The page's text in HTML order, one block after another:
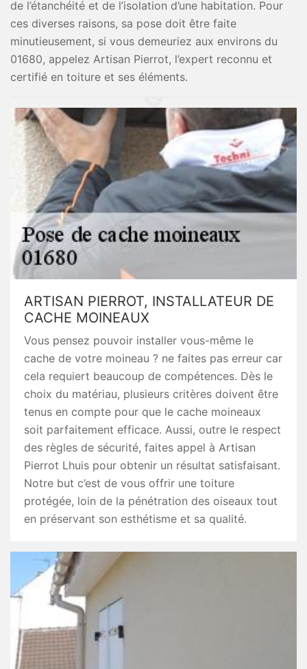
de l’étanchéité et de l’isolation d’une habitation. Pour
ces diverses raisons, sa pose doit être faite
minutieusement, si vous demeuriez aux environs du
01680, appelez Artisan Pierrot, l’expert reconnu et
certifié en toiture et ses éléments.
ARTISAN PIERROT, INSTALLATEUR DE
CACHE MOINEAUX
Vous pensez pouvoir installer vous-même le
cache de votre moineau ? ne faites pas erreur car
cela requiert beaucoup de compétences. Dès le
choix du matériau, plusieurs critères doivent être
tenus en compte pour que le cache moineaux
soit parfaitement efficace. Aussi, outre le respect
des règles de sécurité, faites appel à Artisan
Pierrot Lhuis pour obtenir un résultat satisfaisant.
Notre but c’est de vous offrir une toiture
protégée, loin de la pénétration des oiseaux tout
en préservant son esthétisme et sa qualité.